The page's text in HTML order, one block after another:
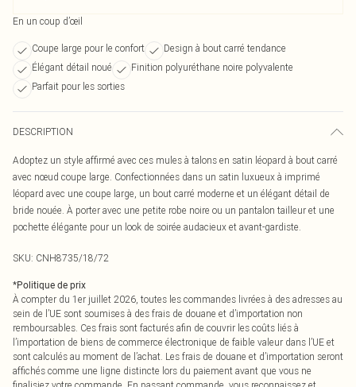
En un coup d’œil
Coupe large pour le confort
Design à bout carré tendance
Élégant détail noué
Finition polyuréthane noire polyvalente
Parfait pour les sorties
DESCRIPTION
Adoptez un style affirmé avec ces mules à talons en satin léopard à bout carré
avec nœud coupe large. Confectionnées dans un satin luxueux à imprimé
léopard avec une coupe large, un bout carré moderne et un élégant détail de
bride nouée. À porter avec une petite robe noire ou un pantalon tailleur et une
pochette élégante pour un look de soirée audacieux et avant-gardiste.
SKU: CNH8735/18/72
*Politique de prix
À compter du 1er juillet 2026, toutes les commandes livrées à des adresses au
sein de l’UE sont soumises à des frais de douane et d’importation non
remboursables. Ces frais sont facturés afin de couvrir les coûts liés à
l’importation de biens de commerce électronique de faible valeur dans l’UE et
sont calculés au moment de l’achat. Les frais de douane et d’importation seront
affichés comme une ligne distincte lors du paiement avant que vous ne